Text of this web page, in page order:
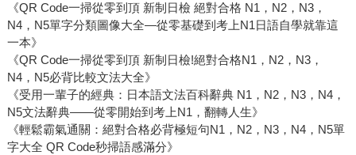
《QR Code一掃從零到頂 新制日檢 絕對合格 N1，N2，N3，
N4，N5單字分類圖像大全—從零基礎到考上N1日語自學就靠這
一本》
《QR Code一掃從零到頂 新制日檢!絕對合格N1，N2，N3，
N4，N5必背比較文法大全》
《受用一輩子的經典：日本語文法百科辭典 N1，N2，N3，N4，
N5文法辭典——從零開始到考上N1，翻轉人生》
《輕鬆霸氣通關：絕對合格必背極短句N1，N2，N3，N4，N5單
字大全 QR Code秒掃語感滿分》